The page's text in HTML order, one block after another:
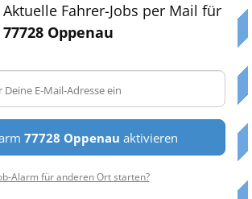
Aktuelle Fahrer-Jobs per Mail für
77728 Oppenau
77728 Oppenau aktivieren
Alarm für anderen Ort starten?